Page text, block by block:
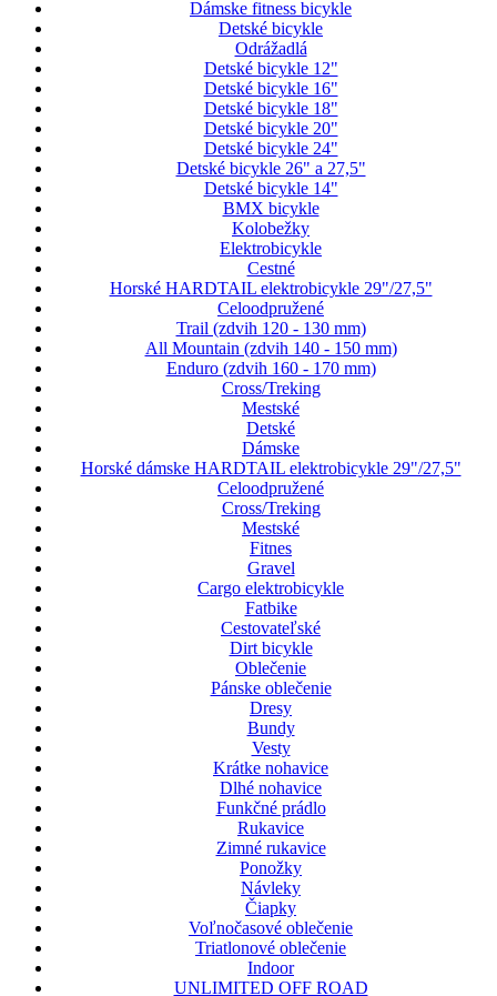
Dámske fitness bicykle
Detské bicykle
Odrážadlá
Detské bicykle 12"
Detské bicykle 16"
Detské bicykle 18"
Detské bicykle 20"
Detské bicykle 24"
Detské bicykle 26" a 27,5"
Detské bicykle 14"
BMX bicykle
Kolobežky
Elektrobicykle
Cestné
Horské HARDTAIL elektrobicykle 29"/27,5"
Celoodpružené
Trail (zdvih 120 - 130 mm)
All Mountain (zdvih 140 - 150 mm)
Enduro (zdvih 160 - 170 mm)
Cross/Treking
Mestské
Detské
Dámske
Horské dámske HARDTAIL elektrobicykle 29"/27,5"
Celoodpružené
Cross/Treking
Mestské
Fitnes
Gravel
Cargo elektrobicykle
Fatbike
Cestovateľské
Dirt bicykle
Oblečenie
Pánske oblečenie
Dresy
Bundy
Vesty
Krátke nohavice
Dlhé nohavice
Funkčné prádlo
Rukavice
Zimné rukavice
Ponožky
Návleky
Čiapky
Voľnočasové oblečenie
Triatlonové oblečenie
Indoor
UNLIMITED OFF ROAD